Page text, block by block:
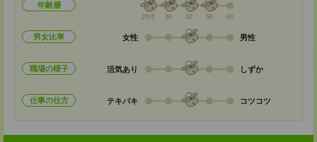
年齢層
20代 30 40 50 60
男女比率 女性 男性
職場の様子 活気あり しずか
仕事の仕方 テキパキ コツコツ